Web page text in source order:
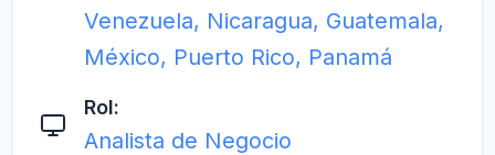
Venezuela, Nicaragua, Guatemala,
México, Puerto Rico, Panamá
Rol:
Analista de Negocio